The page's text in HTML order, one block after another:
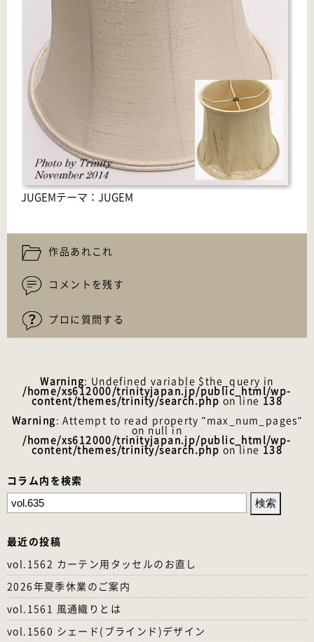
JUGEMテーマ： JUGEM
作品あれこれ
コメントを残す
プロに質問する
Warning: Undefined variable $the_query in
/home/xs612000/trinityjapan.jp/public_html/wp-
content/themes/trinity/search.php on line 138
Warning: Attempt to read property "max_num_pages"
on null in
/home/xs612000/trinityjapan.jp/public_html/wp-
content/themes/trinity/search.php on line 138
コラム内を検索
検
索:
最近の投稿
vol.1562 カーテン用タッセルのお直し
2026年夏季休業のご案内
vol.1561 風通織りとは
vol.1560 シェード(ブラインド)デザイン